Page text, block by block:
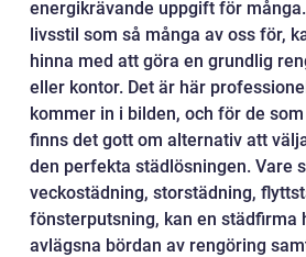
energikrävande uppgift för
livsstil som så många av oss för,
hinna med att göra en grundlig
eller kontor. Det är här
kommer in i bilden, och för de
finns det gott om alternativ att
den perfekta städlösningen. Vare
veckostädning, storstädning,
fönsterputsning, kan en städfirma
avlägsna bördan av rengöring